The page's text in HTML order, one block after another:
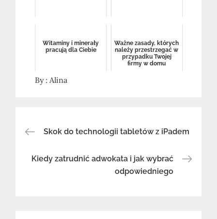
Witaminy i minerały
pracują dla Ciebie
Ważne zasady, których
należy przestrzegać w
przypadku Twojej
firmy w domu
By :Alina
Nawigacja
wpisu
Skok do technologii tabletów z iPadem
Kiedy zatrudnić adwokata i jak wybrać
odpowiedniego